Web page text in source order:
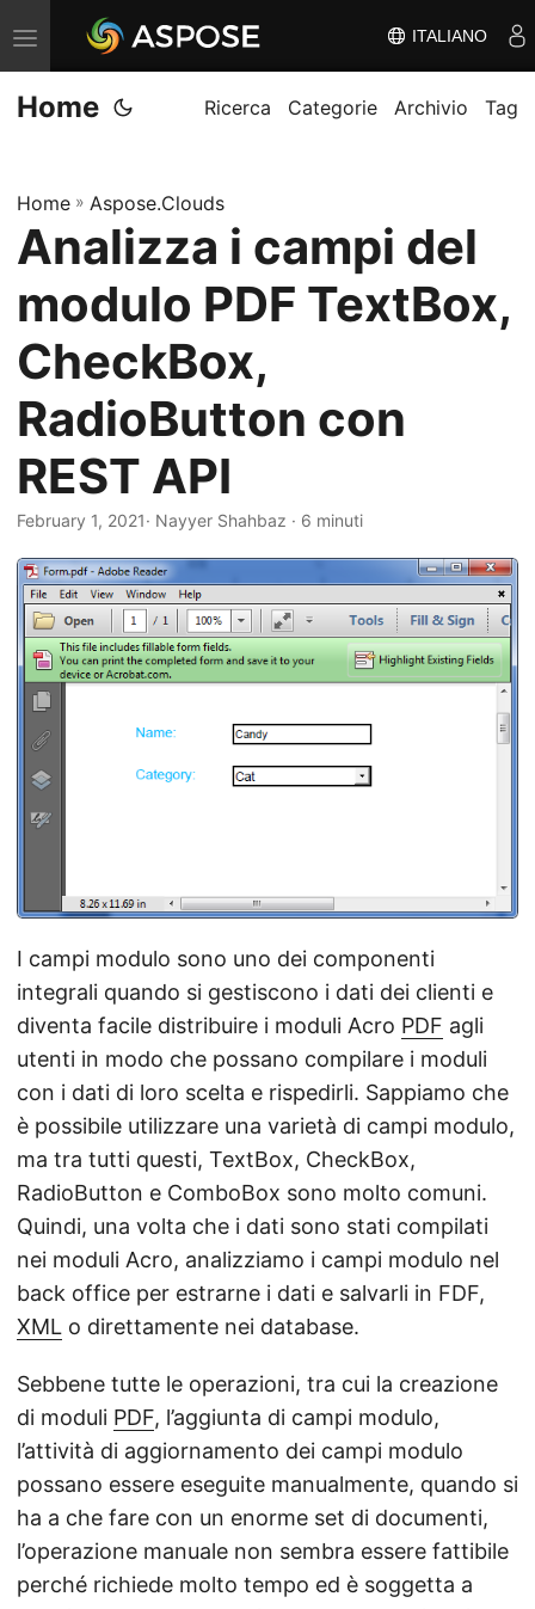
V
ä
x
n
a
i
g
e
r
i
n
g
ITALIANO
Home Ricerca Categorie Archivio Tag
Home » Aspose.Clouds
Analizza i campi del
modulo PDF TextBox,
CheckBox,
RadioButton con
REST API
February 1, 2021· Nayyer Shahbaz · 6 minuti
I campi modulo sono uno dei componenti
integrali quando si gestiscono i dati dei clienti e
diventa facile distribuire i moduli Acro PDF agli
utenti in modo che possano compilare i moduli
con i dati di loro scelta e rispedirli. Sappiamo che
è possibile utilizzare una varietà di campi modulo,
ma tra tutti questi, TextBox, CheckBox,
RadioButton e ComboBox sono molto comuni.
Quindi, una volta che i dati sono stati compilati
nei moduli Acro, analizziamo i campi modulo nel
back office per estrarne i dati e salvarli in FDF,
XML o direttamente nei database.
Sebbene tutte le operazioni, tra cui la creazione
di moduli PDF, l’aggiunta di campi modulo,
l’attività di aggiornamento dei campi modulo
possano essere eseguite manualmente, quando si
ha a che fare con un enorme set di documenti,
l’operazione manuale non sembra essere fattibile
perché richiede molto tempo ed è soggetta a